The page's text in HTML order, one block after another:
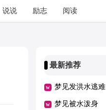
说说 励志 阅读
最新推荐
梦见发洪水逃难
梦见被水泼身